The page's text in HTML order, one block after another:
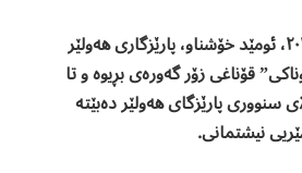
ئەمڕۆ دووشەممە ٢٠٢٦/٤/٦، ئومێد خۆشناو، پارێزگاری هەولێر
قۆناغی زۆر گەورەی بڕیوە و تا
ئەمساڵ، ١٠٠٪ی سنووری پارێزگای هەولێر دەبێتە